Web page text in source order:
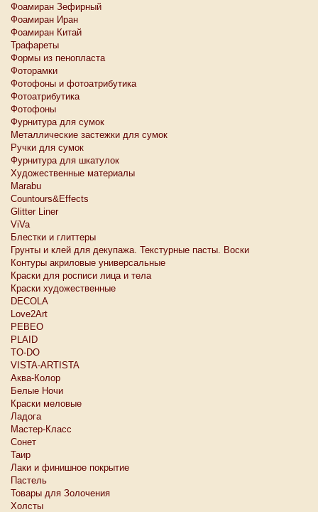
Фоамиран Зефирный
Фоамиран Иран
Фоамиран Китай
Трафареты
Формы из пенопласта
Фоторамки
Фотофоны и фотоатрибутика
Фотоатрибутика
Фотофоны
Фурнитура для сумок
Металлические застежки для сумок
Ручки для сумок
Фурнитура для шкатулок
Художественные материалы
Marabu
Countours&Effects
Glitter Liner
ViVa
Блестки и глиттеры
Грунты и клей для декупажа. Текстурные пасты. Воски
Контуры акриловые универсальные
Краски для росписи лица и тела
Краски художественные
DECOLA
Love2Art
PEBEO
PLAID
TO-DO
VISTA-ARTISTA
Аква-Колор
Белые Ночи
Краски меловые
Ладога
Мастер-Класс
Сонет
Таир
Лаки и финишное покрытие
Пастель
Товары для Золочения
Холсты